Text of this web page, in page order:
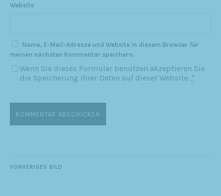
Website
Name, E-Mail-Adresse und Website in diesem Browser für
meinen nächsten Kommentar speichern.
Wenn Sie dieses Formular benützen akzeptieren Sie
die Speicherung Ihrer Daten auf dieser Website. *
VORHERIGES BILD